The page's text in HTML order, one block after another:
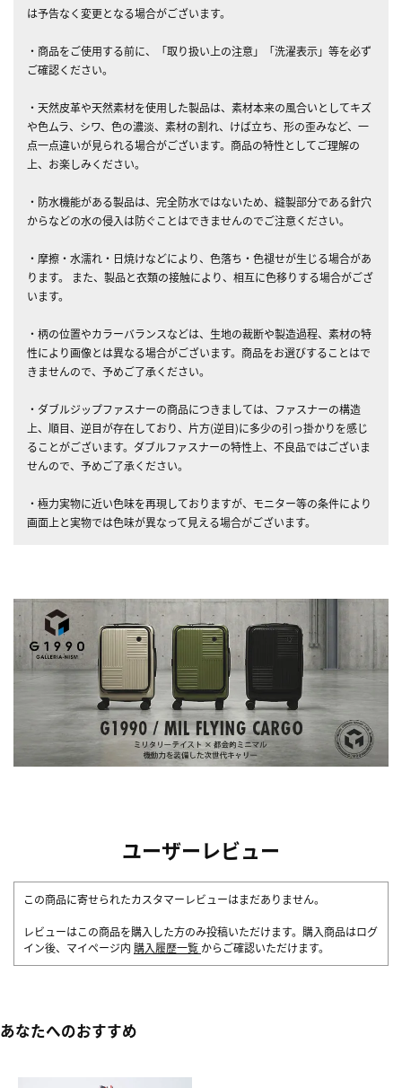
は予告なく変更となる場合がございます。
・商品をご使用する前に、「取り扱い上の注意」「洗濯表示」等を必ず
ご確認ください。
・天然皮革や天然素材を使用した製品は、素材本来の風合いとしてキズ
や色ムラ、シワ、色の濃淡、素材の割れ、けば立ち、形の歪みなど、一
点一点違いが見られる場合がございます。商品の特性としてご理解の
上、お楽しみください。
・防水機能がある製品は、完全防水ではないため、縫製部分である針穴
からなどの水の侵入は防ぐことはできませんのでご注意ください。
・摩擦・水濡れ・日焼けなどにより、色落ち・色褪せが生じる場合があ
ります。 また、製品と衣類の接触により、相互に色移りする場合がござ
います。
・柄の位置やカラーバランスなどは、生地の裁断や製造過程、素材の特
性により画像とは異なる場合がございます。商品をお選びすることはで
きませんので、予めご了承ください。
・ダブルジップファスナーの商品につきましては、ファスナーの構造
上、順目、逆目が存在しており、片方(逆目)に多少の引っ掛かりを感じ
ることがございます。ダブルファスナーの特性上、不良品ではございま
せんので、予めご了承ください。
・極力実物に近い色味を再現しておりますが、モニター等の条件により
画面上と実物では色味が異なって見える場合がございます。
ユーザーレビュー
この商品に寄せられたカスタマーレビューはまだありません。
レビューはこの商品を購入した方のみ投稿いただけます。購入商品はログ
イン後、マイページ内 購入履歴一覧 からご確認いただけます。
あなたへのおすすめ